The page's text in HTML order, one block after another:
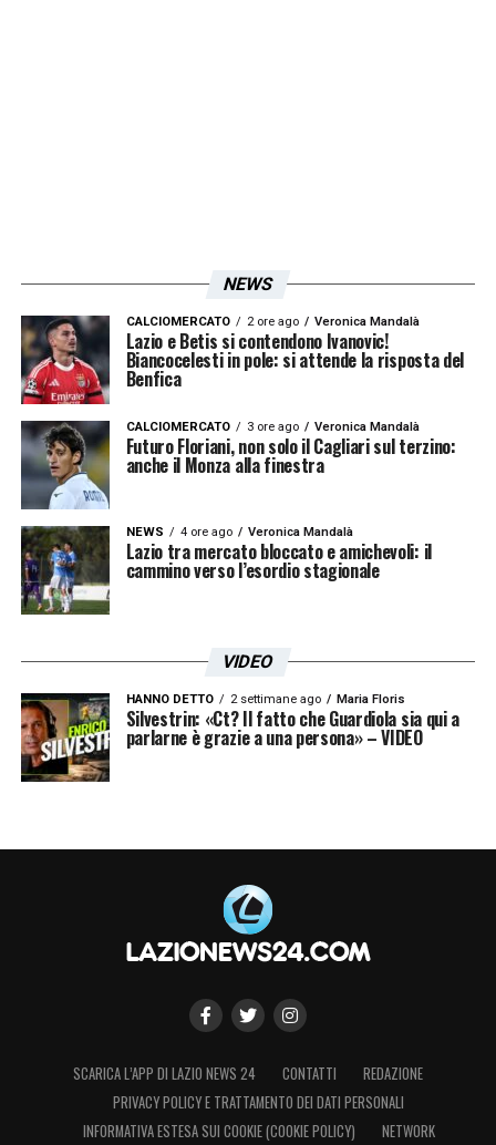
NEWS
CALCIOMERCATO 2 ore ago Veronica Mandalà
Lazio e Betis si contendono Ivanovic!
Biancocelesti in pole: si attende la risposta del
Benfica
CALCIOMERCATO 3 ore ago Veronica Mandalà
Futuro Floriani, non solo il Cagliari sul terzino:
anche il Monza alla finestra
NEWS 4 ore ago Veronica Mandalà
Lazio tra mercato bloccato e amichevoli: il
cammino verso l’esordio stagionale
VIDEO
HANNO DETTO 2 settimane ago Maria Floris
Silvestrin: «Ct? Il fatto che Guardiola sia qui a
parlarne è grazie a una persona» – VIDEO
SCARICA L’APP DI LAZIO NEWS 24 CONTATTI
REDAZIONE
PRIVACY POLICY E TRATTAMENTO DEI DATI PERSONALI
INFORMATIVA ESTESA SUI COOKIE (COOKIE POLICY)
NETWORK